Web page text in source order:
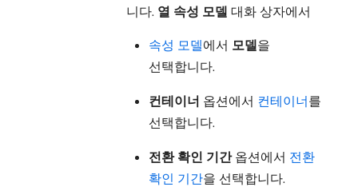
니다. 열 속성 모델 대화 상자에서
속성 모델에서 모델​을
선택합니다.
컨테이너 옵션에서 컨테이너를
선택합니다.
전환 확인 기간옵션에서 전환
확인 기간을 선택합니다.